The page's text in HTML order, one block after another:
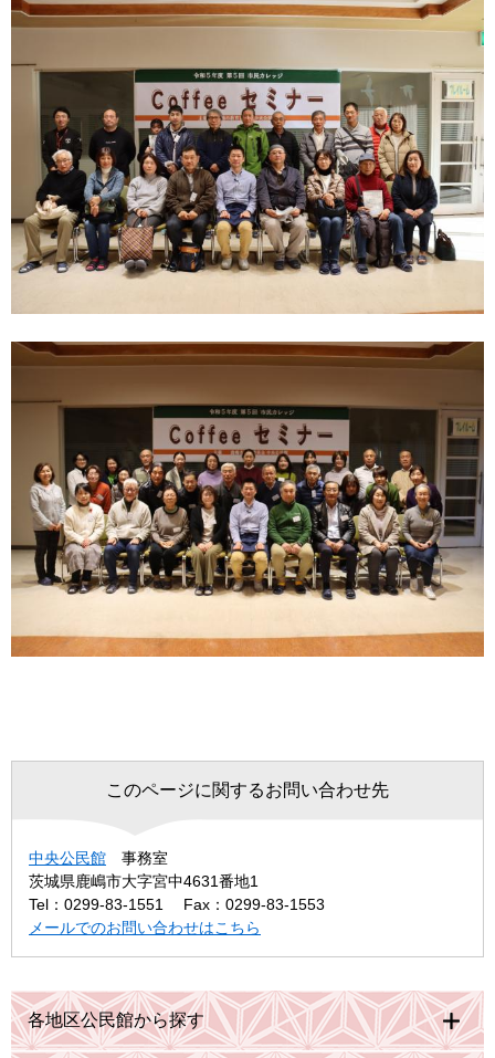
このページに関するお問い合わせ先
中央公民館
事務室
茨城県鹿嶋市大字宮中4631番地1
Tel：0299-83-1551
Fax：0299-83-1553
メールでのお問い合わせはこちら
各地区公民館から探す